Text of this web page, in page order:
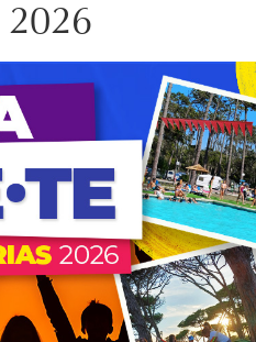
2026